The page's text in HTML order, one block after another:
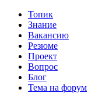
Топик
Знание
Вакансию
Резюме
Проект
Вопрос
Блог
Тема на форум